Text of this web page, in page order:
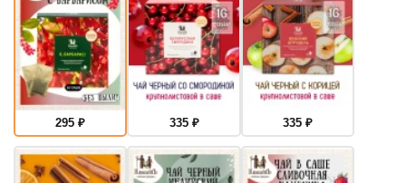
295₽ 335 ₽ 335 ₽